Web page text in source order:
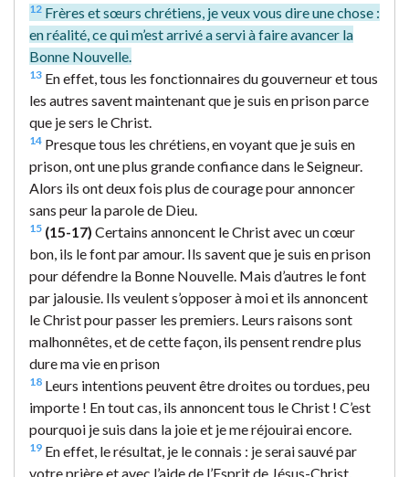
12 Frères et sœurs chrétiens, je veux vous dire une chose :
en réalité, ce qui m’est arrivé a servi à faire avancer la
Bonne Nouvelle.
13 En effet, tous les fonctionnaires du gouverneur et tous
les autres savent maintenant que je suis en prison parce
que je sers le Christ.
14 Presque tous les chrétiens, en voyant que je suis en
prison, ont une plus grande confiance dans le Seigneur.
Alors ils ont deux fois plus de courage pour annoncer
sans peur la parole de Dieu.
15 (15-17) Certains annoncent le Christ avec un cœur
bon, ils le font par amour. Ils savent que je suis en prison
pour défendre la Bonne Nouvelle. Mais d’autres le font
par jalousie. Ils veulent s’opposer à moi et ils annoncent
le Christ pour passer les premiers. Leurs raisons sont
malhonnêtes, et de cette façon, ils pensent rendre plus
dure ma vie en prison
18 Leurs intentions peuvent être droites ou tordues, peu
importe ! En tout cas, ils annoncent tous le Christ ! C’est
pourquoi je suis dans la joie et je me réjouirai encore.
19 En effet, le résultat, je le connais : je serai sauvé par
votre prière et avec l’aide de l’Esprit de Jésus-Christ.